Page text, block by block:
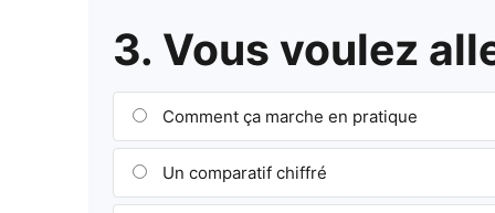
3. Vous voulez
Comment ça marche en pratique
Un comparatif chiffré